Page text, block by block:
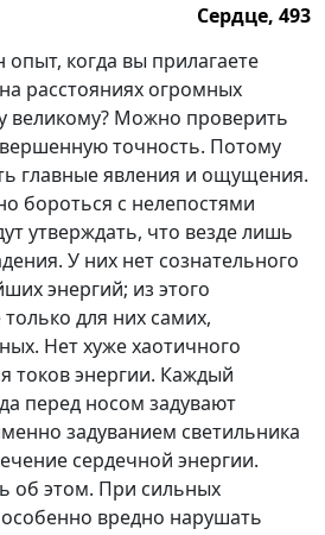
Сердце, 493
опыт, когда вы прилагаете
расстояниях огромных
великому? Можно проверить
точность. Потому
главные явления и ощущения.
бороться с нелепостями
утверждать, что везде лишь
У них нет сознательного
энергий; из этого
для них самих,
Нет хуже хаотичного
токов энергии. Каждый
перед носом задувают
задуванием светильника
сердечной энергии.
об этом. При сильных
вредно нарушать